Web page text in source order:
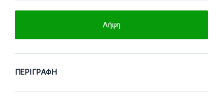
Λήψη
ΠΕΡΙΓΡΑΦΉ